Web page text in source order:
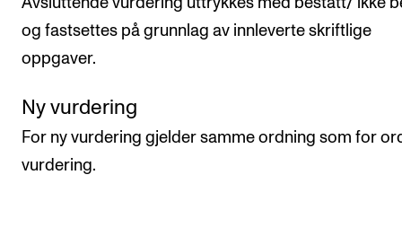
og fastsettes på grunnlag av innleverte skriftlige
oppgaver.
Ny vurdering
For ny vurdering gjelder samme ordning som for
vurdering.